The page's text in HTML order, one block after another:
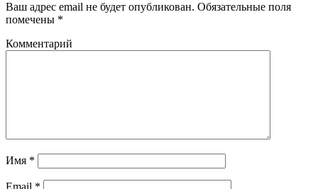
Ваш адрес email не будет опубликован. Обязательные поля
помечены *
Комментарий
Имя *